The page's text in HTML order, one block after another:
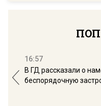
16:57
В ГД рассказали о
беспорядочную